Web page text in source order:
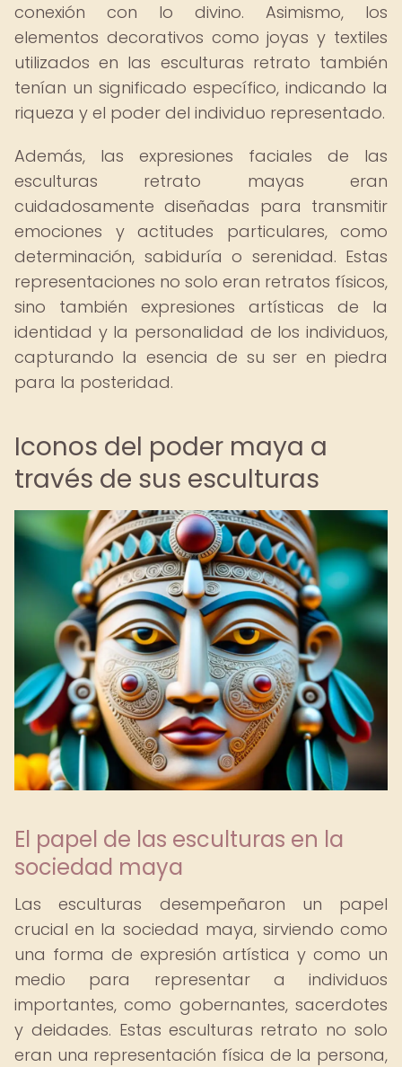
conexión con lo divino. Asimismo, los
elementos decorativos como joyas y textiles
utilizados en las esculturas retrato también
tenían un significado específico, indicando la
riqueza y el poder del individuo representado.
Además, las expresiones faciales de las
esculturas retrato mayas eran
cuidadosamente diseñadas para transmitir
emociones y actitudes particulares, como
determinación, sabiduría o serenidad. Estas
representaciones no solo eran retratos físicos,
sino también expresiones artísticas de la
identidad y la personalidad de los individuos,
capturando la esencia de su ser en piedra
para la posteridad.
Iconos del poder maya a
través de sus esculturas
El papel de las esculturas en la
sociedad maya
Las esculturas desempeñaron un papel
crucial en la sociedad maya, sirviendo como
una forma de expresión artística y como un
medio para representar a individuos
importantes, como gobernantes, sacerdotes
y deidades. Estas esculturas retrato no solo
eran una representación física de la persona,